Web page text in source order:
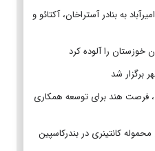
به بنادر آستراخان، آکتائو و
خوزستان را آلوده کرد
برگزار شد
فرصت هند برای توسعه همکاری‌
کانتینری در بندرکاسپین